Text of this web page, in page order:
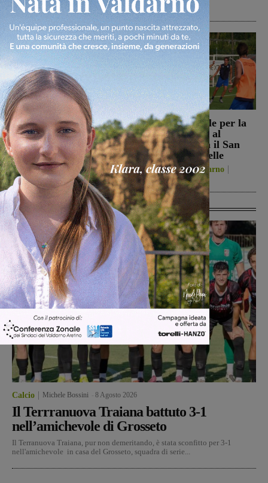
Calcio 8 Agosto 2026
Reggello, i consiglieri di
opposizione: “La TARI
2026 resta più alta di
quella del 2022”
Politica 8 Agosto 2026
Prima stagionale per la
Sangiovannese, al
“Fedini” arriva il San
Donato Tavarnelle
San Giovanni Valdarno
8 Agosto 2026
Ultime Calcio
Calcio Michele Bossini 8 Agosto 2026
Il Terrranuova Traiana battuto 3-1
nell’amichevole di Grosseto
Il Terranuova Traiana, pur non demeritando, è stata sconfitto per 3-1
nell'amichevole in casa del Grosseto, squadra di serie...